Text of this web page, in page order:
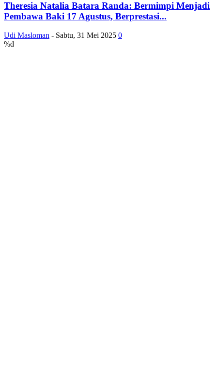
Theresia Natalia Batara Randa: Bermimpi Menjadi
Pembawa Baki 17 Agustus, Berprestasi...
Udi Masloman - Sabtu, 31 Mei 2025 0
%d